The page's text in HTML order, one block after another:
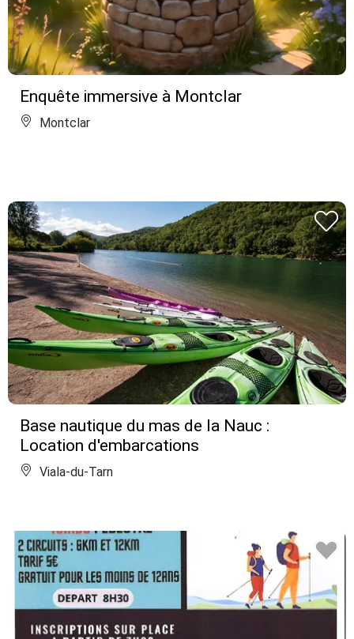
Enquête immersive à Montclar
Montclar
Base nautique du mas de la Nauc :
Location d'embarcations
Viala-du-Tarn